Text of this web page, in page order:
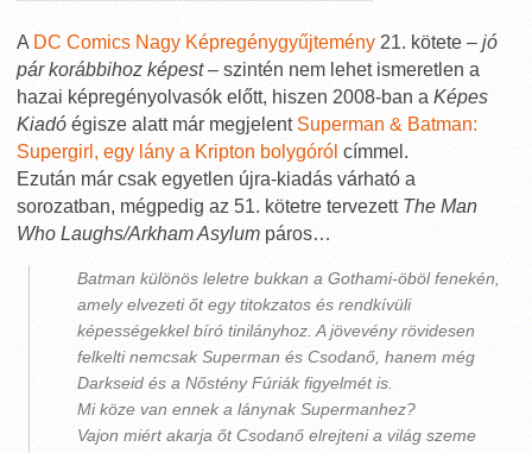
A DC Comics Nagy Képregénygyűjtemény 21. kötete – jó
pár korábbihoz képest– szintén nem lehet ismeretlen a
hazai képregényolvasók előtt, hiszen 2008-ban a Képes
Kiadó égisze alatt már megjelent Superman & Batman:
Supergirl, egy lány a Kripton bolygóról címmel.
Ezután már csak egyetlen újra-kiadás várható a
sorozatban, mégpedig az 51. kötetre tervezett The Man
Who Laughs/Arkham Asylum páros…
Batman különös leletre bukkan a Gothami-öböl fenekén,
amely elvezeti őt egy titokzatos és rendkívüli
képességekkel bíró tinilányhoz. A jövevény rövidesen
felkelti nemcsak Superman és Csodanő, hanem még
Darkseid és a Nőstény Fúriák figyelmét is.
Mi köze van ennek a lánynak Supermanhez?
Vajon miért akarja őt Csodanő elrejteni a világ szeme